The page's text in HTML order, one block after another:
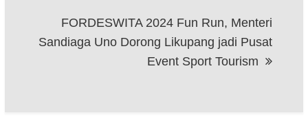
FORDESWITA 2024 Fun Run, Menteri
Sandiaga Uno Dorong Likupang jadi Pusat
Event Sport Tourism